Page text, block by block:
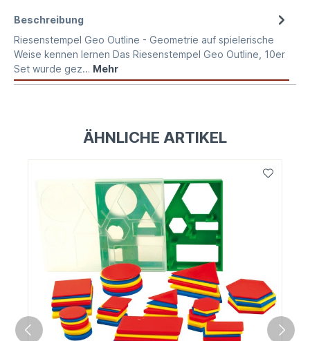
Beschreibung
Riesenstempel Geo Outline - Geometrie auf spielerische
Weise kennen lernen Das Riesenstempel Geo Outline, 10er
Set wurde gez… Mehr
ÄHNLICHE ARTIKEL